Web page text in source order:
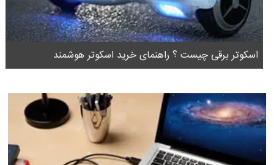
اسکوتر برقی چیست ؟ راهنمای خرید اسکوتر هوشمند